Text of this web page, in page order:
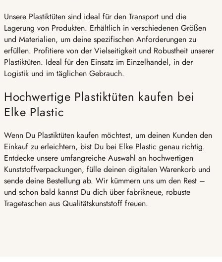
Unsere Plastiktüten sind ideal für den Transport und die
Lagerung von Produkten. Erhältlich in verschiedenen Größen
und Materialien, um deine spezifischen Anforderungen zu
erfüllen. Profitiere von der Vielseitigkeit und Robustheit unserer
Plastiktüten. Ideal für den Einsatz im Einzelhandel, in der
Logistik und im täglichen Gebrauch.
Hochwertige Plastiktüten kaufen bei
Elke Plastic
Wenn Du Plastiktüten kaufen möchtest, um deinen Kunden den
Einkauf zu erleichtern, bist Du bei Elke Plastic genau richtig.
Entdecke unsere umfangreiche Auswahl an hochwertigen
Kunststoffverpackungen, fülle deinen digitalen Warenkorb und
sende deine Bestellung ab. Wir kümmern uns um den Rest –
und schon bald kannst Du dich über fabrikneue, robuste
Tragetaschen aus Qualitätskunststoff freuen.